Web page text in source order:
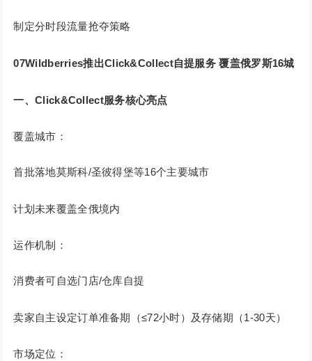
制定分时段流量抢夺策略
07Wildberries推出Click&Collect自提服务 覆盖俄罗斯16城
一、Click&Collect服务核心亮点
覆盖城市：
首批落地莫斯科/圣彼得堡等16个主要城市
计划未来覆盖全俄境内
运作机制：
消费者可自选门店/仓库自提
卖家自主设定订单准备期（≤72小时）及存储期（1-30天）
市场定位：